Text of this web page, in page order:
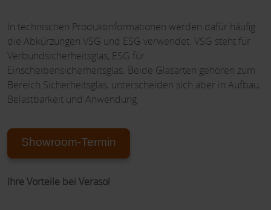
In technischen Produktinformationen werden dafür häufig
die Abkürzungen VSG und ESG verwendet. VSG steht für
Verbundsicherheitsglas, ESG für
Einscheibensicherheitsglas. Beide Glasarten gehören zum
Bereich Sicherheitsglas, unterscheiden sich aber in Aufbau,
Belastbarkeit und Anwendung.
Showroom-Termin
Ihre Vorteile bei Verasol